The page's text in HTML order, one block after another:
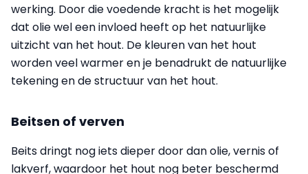
werking. Door die voedende kracht is het mogelijk
dat olie wel een invloed heeft op het natuurlijke
uitzicht van het hout. De kleuren van het hout
worden veel warmer en je benadrukt de natuurlijke
tekening en de structuur van het hout.
Beitsen of verven
Beits dringt nog iets dieper door dan olie, vernis of
lakverf, waardoor het hout nog beter beschermd